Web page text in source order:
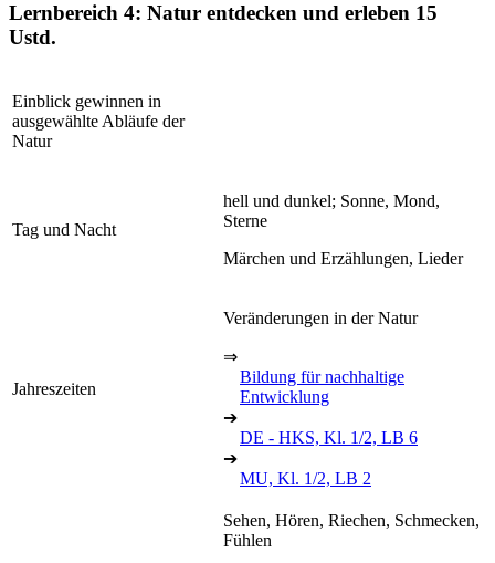
Lernbereich 4: Natur entdecken und erleben 15
Ustd.
Einblick gewinnen in
ausgewählte Abläufe der
Natur
Tag und Nacht
hell und dunkel; Sonne, Mond,
Sterne
Märchen und Erzählungen, Lieder
Jahreszeiten
Veränderungen in der Natur
⇒
Bildung für nachhaltige
Entwicklung
➔
DE - HKS, Kl. 1/2, LB 6
➔
MU, Kl. 1/2, LB 2
Sehen, Hören, Riechen, Schmecken,
Fühlen